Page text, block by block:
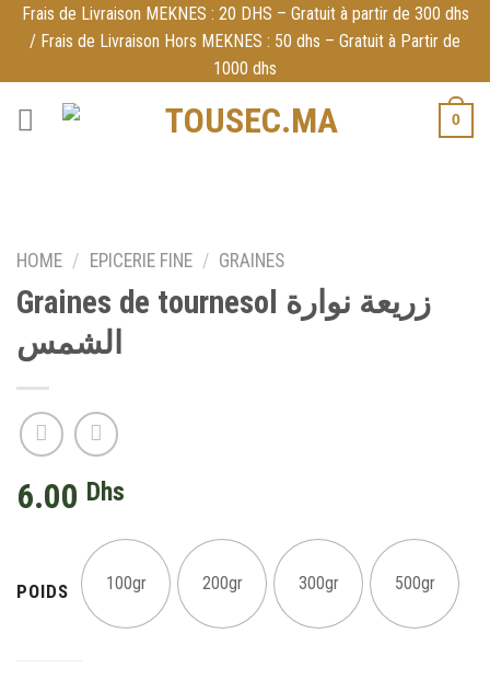
Skip
content
Frais de Livraison MEKNES : 20 DHS – Gratuit à partir de 300 dhs
/ Frais de Livraison Hors MEKNES : 50 dhs – Gratuit à Partir de
1000 dhs
0
HOME / EPICERIE FINE / GRAINES
Graines de tournesol زريعة نوارة
الشمس
6.00 Dhs
POIDS 100gr 200gr 300gr 500gr